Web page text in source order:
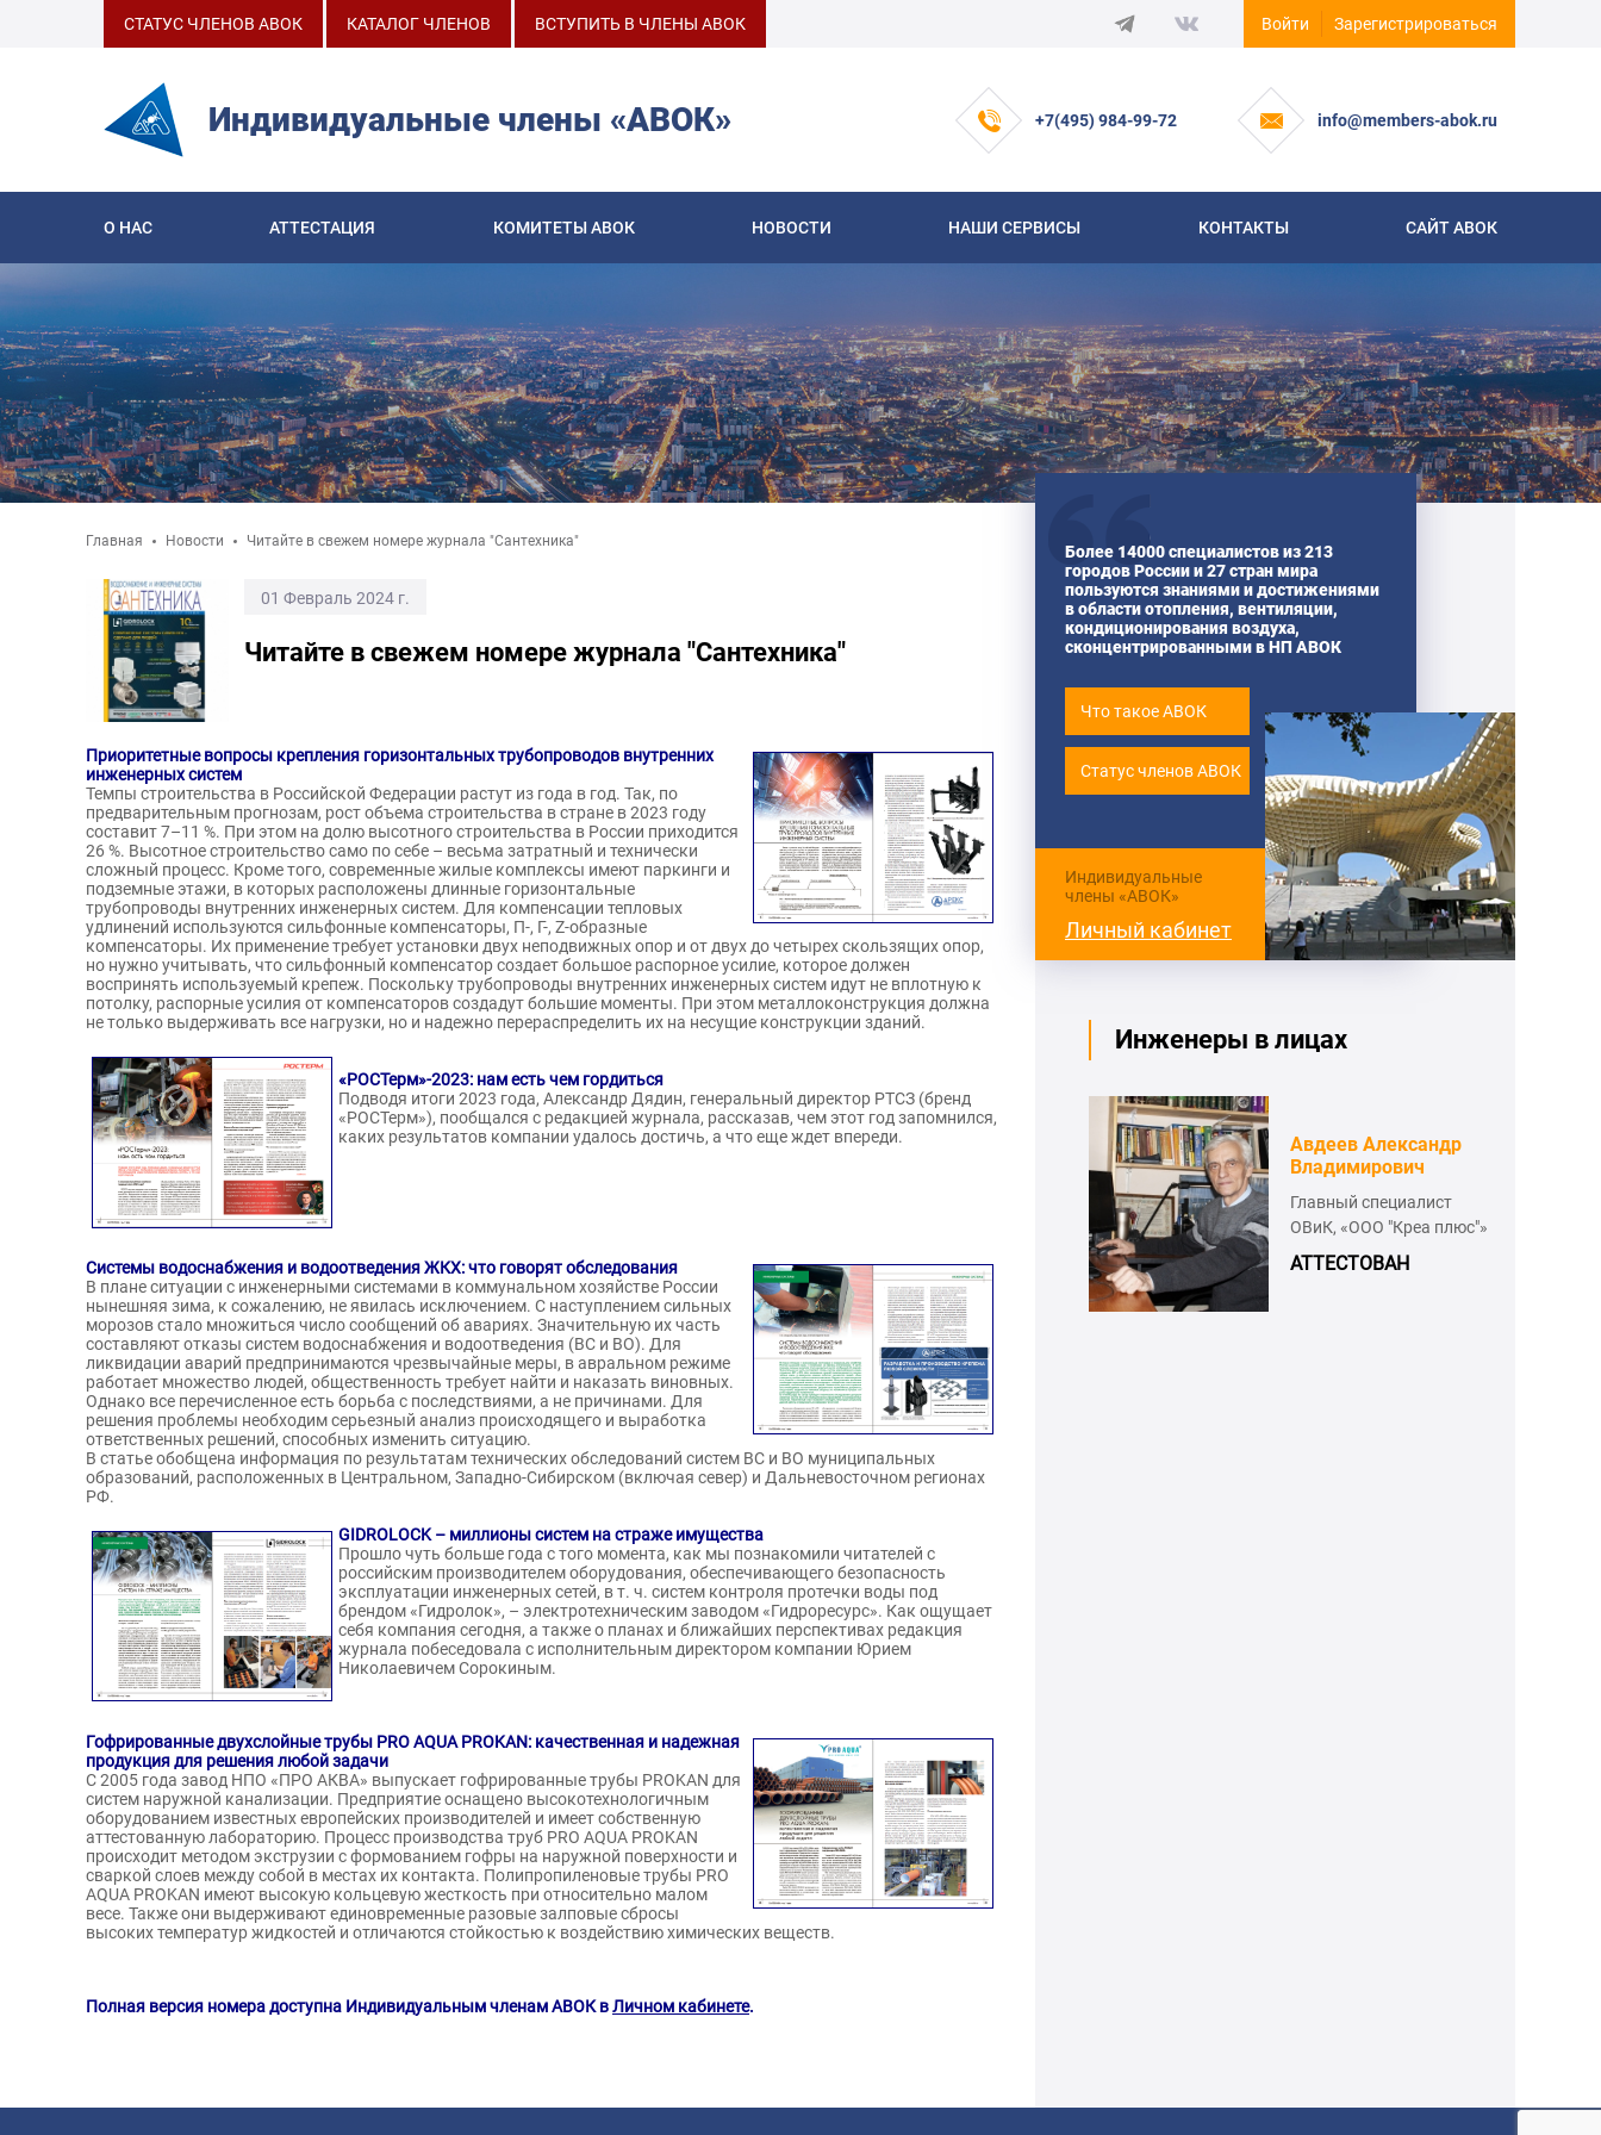
СТАТУС ЧЛЕНОВ АВОК КАТАЛОГ ЧЛЕНОВ ВСТУПИТЬ В ЧЛЕНЫ АВОК Войти Зарегистрироваться
Индивидуальные члены «АВОК» +7(495) 984-99-72 info@members-abok.ru
О НАС АТТЕСТАЦИЯ КОМИТЕТЫ АВОК НОВОСТИ НАШИ СЕРВИСЫ КОНТАКТЫ САЙТ АВОК
Главная Новости Читайте в свежем номере журнала "Сантехника"
01 Февраль 2024 г.
Читайте в свежем номере журнала "Сантехника"
Приоритетные вопросы крепления горизонтальных трубопроводов внутренних
инженерных систем
Темпы строительства в Российской Федерации растут из года в год. Так, по
предварительным прогнозам, рост объема строительства в стране в 2023 году
составит 7–11 %. При этом на долю высотного строительства в России приходится
26 %. Высотное строительство само по себе – весьма затратный и технически
сложный процесс. Кроме того, современные жилые комплексы имеют паркинги и
подземные этажи, в которых расположены длинные горизонтальные
трубопроводы внутренних инженерных систем. Для компенсации тепловых
удлинений используются сильфонные компенсаторы, П-, Г-, Z-образные
компенсаторы. Их применение требует установки двух неподвижных опор и от двух до четырех скользящих опор,
но нужно учитывать, что сильфонный компенсатор создает большое распорное усилие, которое должен
воспринять используемый крепеж. Поскольку трубопроводы внутренних инженерных систем идут не вплотную к
потолку, распорные усилия от компенсаторов создадут большие моменты. При этом металлоконструкция должна
не только выдерживать все нагрузки, но и надежно перераспределить их на несущие конструкции зданий.
«РОСТерм»-2023: нам есть чем гордиться
Подводя итоги 2023 года, Александр Дядин, генеральный директор РТСЗ (бренд
«РОСТерм»), пообщался с редакцией журнала, рассказав, чем этот год запомнился,
каких результатов компании удалось достичь, а что еще ждет впереди.
Системы водоснабжения и водоотведения ЖКХ: что говорят обследования
В плане ситуации с инженерными системами в коммунальном хозяйстве России
нынешняя зима, к сожалению, не явилась исключением. С наступлением сильных
морозов стало множиться число сообщений об авариях. Значительную их часть
составляют отказы систем водоснабжения и водоотведения (ВС и ВО). Для
ликвидации аварий предпринимаются чрезвычайные меры, в авральном режиме
работает множество людей, общественность требует найти и наказать виновных.
Однако все перечисленное есть борьба с последствиями, а не причинами. Для
решения проблемы необходим серьезный анализ происходящего и выработка
ответственных решений, способных изменить ситуацию.
В статье обобщена информация по результатам технических обследований систем ВС и ВО муниципальных
образований, расположенных в Центральном, Западно-Сибирском (включая север) и Дальневосточном регионах
РФ.
GIDROLOCK – миллионы систем на страже имущества
Прошло чуть больше года с того момента, как мы познакомили читателей с
российским производителем оборудования, обеспечивающего безопасность
эксплуатации инженерных сетей, в т. ч. систем контроля протечки воды под
брендом «Гидролок», – электротехническим заводом «Гидроресурс». Как ощущает
себя компания сегодня, а также о планах и ближайших перспективах редакция
журнала побеседовала с исполнительным директором компании Юрием
Николаевичем Сорокиным.
Гофрированные двухслойные трубы PRO AQUA PROKAN: качественная и надежная
продукция для решения любой задачи
С 2005 года завод НПО «ПРО АКВА» выпускает гофрированные трубы PROKAN для
систем наружной канализации. Предприятие оснащено высокотехнологичным
оборудованием известных европейских производителей и имеет собственную
аттестованную лабораторию. Процесс производства труб PRO AQUA PROKAN
происходит методом экструзии с формованием гофры на наружной поверхности и
сваркой слоев между собой в местах их контакта. Полипропиленовые трубы PRO
AQUA PROKAN имеют высокую кольцевую жесткость при относительно малом
весе. Также они выдерживают единовременные разовые залповые сбросы
высоких температур жидкостей и отличаются стойкостью к воздействию химических веществ.
Полная версия номера доступна Индивидуальным членам АВОК вЛичном кабинете.
Более 14000 специалистов из 213
городов России и 27 стран мира
пользуются знаниями и достижениями
в области отопления, вентиляции,
кондиционирования воздуха,
сконцентрированными в НП АВОК
Что такое АВОК
Статус членов АВОК
Индивидуальные
члены «АВОК»
Личный кабинет
Инженеры в лицах
Терлецкая Алла
Станиславовна
ГИП, «ИП ТЕРЛЕЦКАЯ
АЛЛА СТАНИСЛАВОВНА»
АТТЕСТОВАН
Притуло Владимир
АТТЕСТОВАН
Давыденко Дмитрий
Геннадьевич
АТТЕСТОВАН
Авдеев Александр
Владимирович
Главный специалист
ОВиК, «ООО "Креа плюс"»
АТТЕСТОВАН